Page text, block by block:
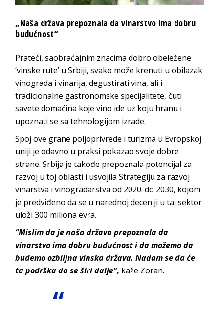
„Naša država prepoznala da vinarstvo ima dobru
budućnost“
Prateći, saobraćajnim znacima dobro obeležene
‘vinske rute’ u Srbiji, svako može krenuti u obilazak
vinograda i vinarija, degustirati vina, ali i
tradicionalne gastronomske specijalitete, čuti
savete domaćina koje vino ide uz koju hranu i
upoznati se sa tehnologijom izrade.
Spoj ove grane poljoprivrede i turizma u Evropskoj
uniji je odavno u praksi pokazao svoje dobre
strane. Srbija je takođe prepoznala potencijal za
razvoj u toj oblasti i usvojila Strategiju za razvoj
vinarstva i vinogradarstva od 2020. do 2030, kojom
je predviđeno da se u narednoj deceniji u taj sektor
uloži 300 miliona evra.
“Mislim da je naša država prepoznala da
vinarstvo ima dobru budućnost i da možemo da
budemo ozbiljna vinska država. Nadam se da će
ta podrška da se širi dalje”, kaže Zoran.